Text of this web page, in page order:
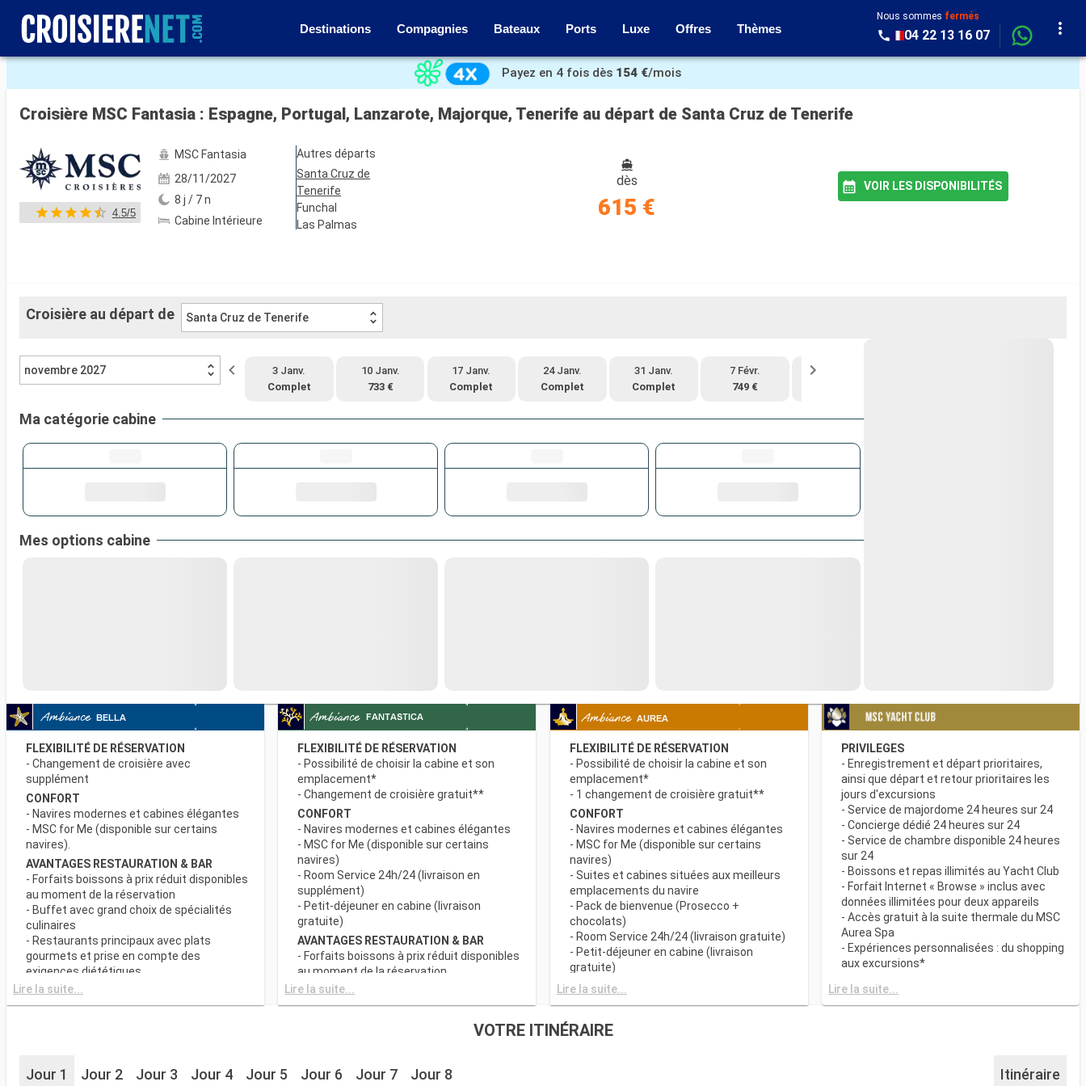
Destinations Compagnies Bateaux Ports Luxe Offres Thèmes
Nous sommes fermés
04 22 13 16 07
Voir les 212 autres photos
Payez en 4 fois dès 154 €/mois
Croisière MSC Fantasia : Espagne, Portugal, Lanzarote, Majorque, Tenerife au départ de Santa Cruz de Tenerife
4.5/5
MSC Fantasia
28/11/2027
8 j / 7 n
Cabine Intérieure
Autres départs
Santa Cruz de
Tenerife
Funchal
Las Palmas
dès
615 €
VOIR LES DISPONIBILITÉS
Croisière au départ de Santa Cruz de Tenerife
novembre 2027
3 Janv.
Complet
10 Janv.
733 €
17 Janv.
Complet
24 Janv.
Complet
31 Janv.
Complet
7 Févr.
749 €
Ma catégorie cabine
Mes options cabine
FLEXIBILITÉ DE RÉSERVATION
- Changement de croisière avec
supplément
CONFORT
- Navires modernes et cabines élégantes
- MSC for Me (disponible sur certains
navires).
AVANTAGES RESTAURATION & BAR
- Forfaits boissons à prix réduit disponibles
au moment de la réservation
- Buffet avec grand choix de spécialités
culinaires
- Restaurants principaux avec plats
gourmets et prise en compte des
exigences diététiques
SPORT ET DIVERTISSEMENTS
- Programme varié de spectacles de style
- Salle de sport équipée avec vue
panoramique
Lire la suite...
FLEXIBILITÉ DE RÉSERVATION
- Possibilité de choisir la cabine et son
emplacement*
- Changement de croisière gratuit**
CONFORT
- Navires modernes et cabines élégantes
- MSC for Me (disponible sur certains
navires)
- Room Service 24h/24 (livraison en
supplément)
- Petit-déjeuner en cabine (livraison
gratuite)
AVANTAGES RESTAURATION & BAR
- Forfaits boissons à prix réduit disponibles
au moment de la réservation
- Buffet avec grand choix de spécialités
réserve de disponibilité)
Lire la suite...
FLEXIBILITÉ DE RÉSERVATION
- Possibilité de choisir la cabine et son
emplacement*
- 1 changement de croisière gratuit**
CONFORT
- Navires modernes et cabines élégantes
- MSC for Me (disponible sur certains
navires)
- Suites et cabines situées aux meilleurs
emplacements du navire
- Pack de bienvenue (Prosecco +
chocolats)
- Room Service 24h/24 (livraison gratuite)
- Petit-déjeuner en cabine (livraison
gratuite)
AVANTAGES RESTAURATION & BAR
- Buffet avec grand choix de spécialités
Lire la suite...
PRIVILEGES
- Enregistrement et départ prioritaires,
ainsi que départ et retour prioritaires les
jours d'excursions
- Service de majordome 24 heures sur 24
- Concierge dédié 24 heures sur 24
- Service de chambre disponible 24 heures
sur 24
- Boissons et repas illimités au Yacht Club
- Forfait Internet « Browse » inclus avec
données illimitées pour deux appareils
- Accès gratuit à la suite thermale du MSC
Aurea Spa
- Expériences personnalisées : du shopping
aux excursions*
suite
- Autres attentions personnelles : service
- L’expérience la plus récompensée pour le
Lire la suite...
VOTRE ITINÉRAIRE
Jour 1 Jour 2 Jour 3 Jour 4 Jour 5 Jour 6 Jour 7 Jour 8 Itinéraire